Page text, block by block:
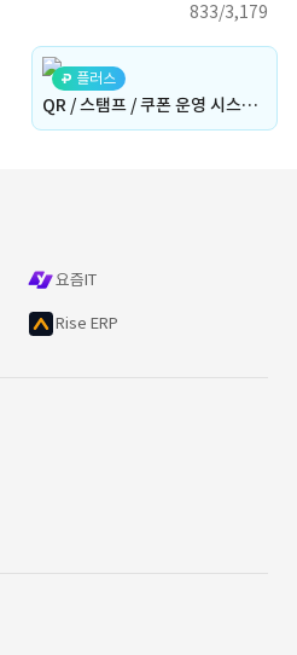
833/3,179
플러스
QR / 스탬프 / 쿠폰 운영 시스템 (프로토타입)
요즘IT
Rise ERP